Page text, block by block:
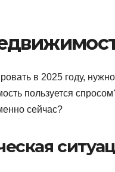
в 2025 году,
пользуется
сейчас?